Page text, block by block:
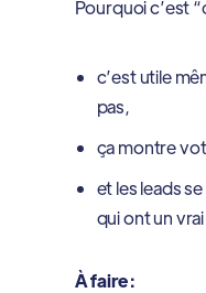
Pourquoi c’est
c’est utile
pas,
ça montre
et les leads
qui ont un
À faire :